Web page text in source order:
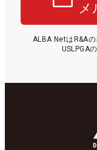
メ
ALBA NetはR&A
USLPGA